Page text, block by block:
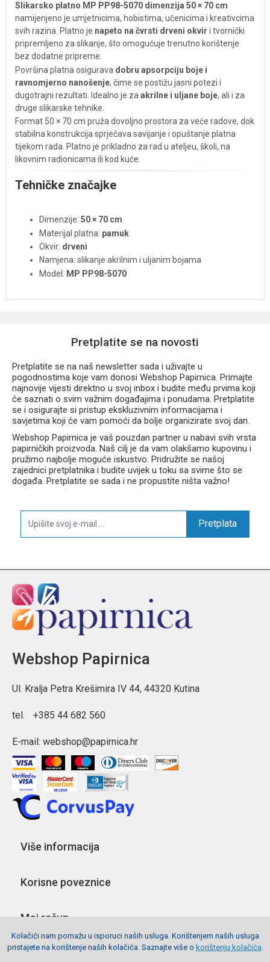
Slikarsko platno MP PP98-5070 dimenzija 50 × 70 cm
namijenjeno je umjetnicima, hobistima, učenicima i kreativcima
svih razina. Platno je napeto na čvrsti drveni okvir i tvornički
pripremljeno za slikanje, što omogućuje trenutno korištenje
bez dodatne pripreme.
Površina platna osigurava dobru apsorpciju boje i
ravnomjerno nanošenje, čime se postižu jasni potezi i
dugotrajni rezultati. Idealno je za akrilne i uljane boje, ali i za
druge slikarske tehnike.
Format 50 × 70 cm pruža dovoljno prostora za veće radove, dok
stabilna konstrukcija sprječava savijanje i opuštanje platna
tijekom rada. Platno je prikladno za rad u ateljeu, školi, na
likovnim radionicama ili kod kuće.
Tehničke značajke
Dimenzije: 50 × 70 cm
Materijal platna: pamuk
Okvir: drveni
Namjena: slikanje akrilnim i uljanim bojama
Model: MP PP98-5070
Pretplatite se na novosti
Pretplatite se na naš newsletter sada i uživajte u
pogodnostima koje vam donosi Webshop Papirnica. Primajte
najnovije vijesti direktno u svoj inbox i budite među prvima koji
će saznati o svim važnim događajima i ponudama. Pretplatite
se i osigurajte si pristup ekskluzivnim informacijama i
savjetima koji će vam pomoći da bolje organizirate svoj dan.
Webshop Papirnica je vaš pouzdan partner u nabavi svih vrsta
papirničkih proizvoda. Naš cilj je da vam olakšamo kupovinu i
pružimo najbolje moguće iskustvo. Pridružite se našoj
zajednici pretplatnika i budite uvijek u toku sa svime što se
događa. Pretplatite se sada i ne propustite ništa važno!
Pretplata
Webshop Papirnica
Ul. Kralja Petra Krešimira IV 44, 44320 Kutina
tel. +385 44 682 560
E-mail: webshop@papirnica.hr
Više informacija
Korisne poveznice
Moj račun
Pratite nas
Kolačići nam pomažu u isporuci naših usluga. Korištenjem naših usluga
pristajete na korištenje naših kolačića. Saznajte više o korištenju kolačića.